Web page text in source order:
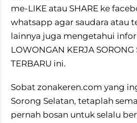
me-LIKE atau SHARE ke
whatsapp agar saudara atau
lainnya juga mengetahui
LOWONGAN KERJA SORONG
TERBARU ini.
Sobat zonakeren.com yang
Sorong Selatan, tetaplah
pernah bosan untuk selalu